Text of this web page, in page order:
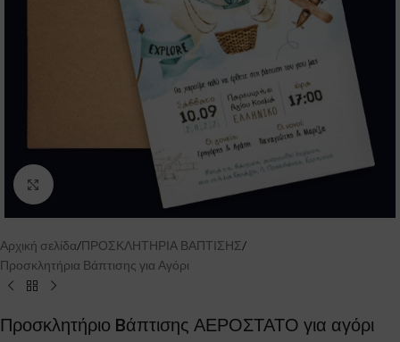
Κλείσιμο
Click to enlarge
Αρχική σελίδα/ΠΡΟΣΚΛΗΤΗΡΙΑ ΒΑΠΤΙΣΗΣ/
Προσκλητήρια Βάπτισης για Αγόρι
Προσκλητήριο Bάπτισης ΑΕΡΟΣΤΑΤΟ για αγόρι